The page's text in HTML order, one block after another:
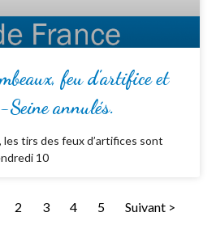
feu d’artifice et
annulés.
tirs des feux d’artifices sont
10
2 3 4 5 Suivant >